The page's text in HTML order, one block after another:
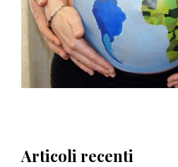
Articoli recenti